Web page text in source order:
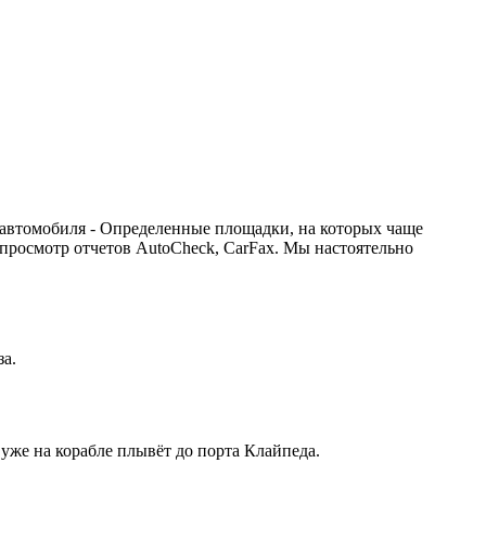
- Определенные площадки, на которых чаще
отчетов AutoCheck, CarFax. Мы настоятельно
на корабле плывёт до порта Клайпеда.